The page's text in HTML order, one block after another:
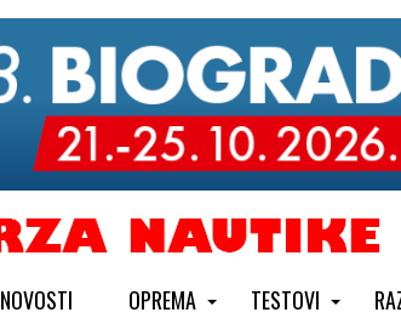
NOVOSTI OPREMA TESTOVI